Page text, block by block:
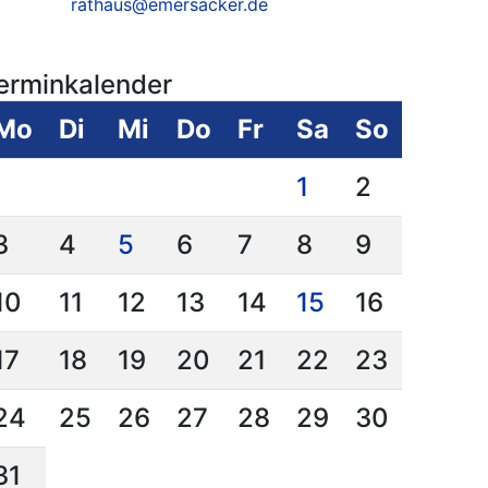
rathaus@emersacker.de
Di Mi Do Fr Sa
So
1
2
4 5 6 7 8
9
11 12 13 14 15
16
18 19 20 21 22
23
25 26 27 28 29
30